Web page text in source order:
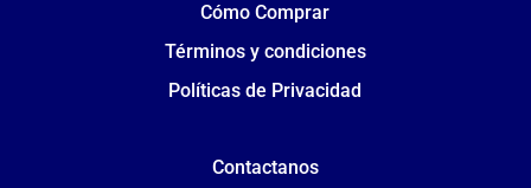
Cómo Comprar
Términos y condiciones
Políticas de Privacidad
Contactanos